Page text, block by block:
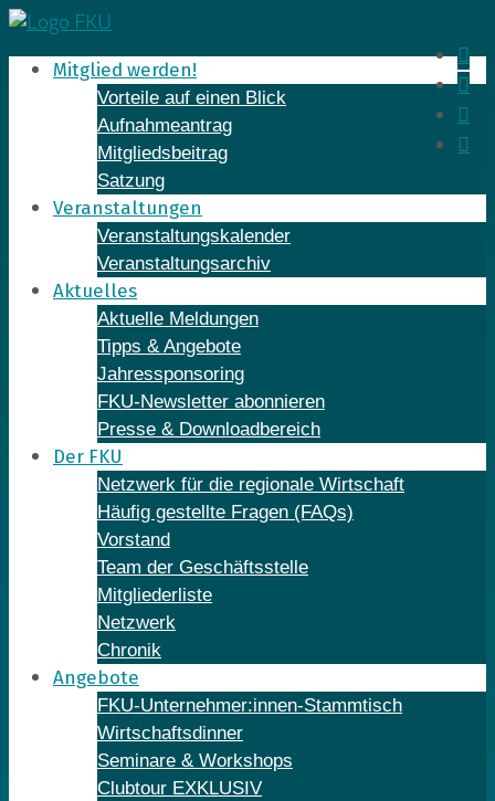
Skip
to
contentMitglied werden!
Vorteile auf einen Blick
Aufnahmeantrag
Mitgliedsbeitrag
Satzung
Veranstaltungen
Veranstaltungskalender
Veranstaltungsarchiv
Aktuelles
Aktuelle Meldungen
Tipps & Angebote
Jahressponsoring
FKU-Newsletter abonnieren
Presse & Downloadbereich
Der FKU
Netzwerk für die regionale Wirtschaft
Häufig gestellte Fragen (FAQs)
Vorstand
Team der Geschäftsstelle
Mitgliederliste
Netzwerk
Chronik
Angebote
FKU-Unternehmer:innen-Stammtisch
Wirtschaftsdinner
Seminare & Workshops
Clubtour EXKLUSIV